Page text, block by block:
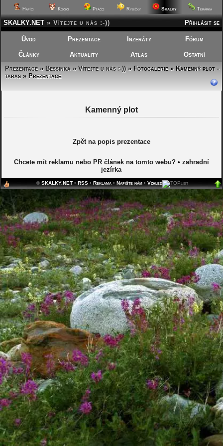
Hafíci Kočičí Ptáčci Rybičky Skalky Terárka
Přihlásit se
SKALKY.NET » Vítejte u nás :-))
Úvod Prezentace Inzeráty Fórum
Články Aktuality Atlas
Ostatní
Prezentace» Bessinka »Vítejte u nás :-))» Fotogalerie » Kamenný plot -
taras » Prezentace
Kamenný plot
Zpět na popis prezentace
Chcete mít reklamu nebo PR článek na tomto webu?• zahradní
jezírka
©SKALKY.NET• RSS• Reklama• Napište nám• Vzhled